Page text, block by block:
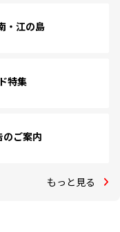
・江の島
特集
のご案内
もっと見る